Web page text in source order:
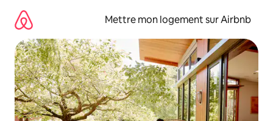
directement
contenu
Mettre mon logement sur Airbnb